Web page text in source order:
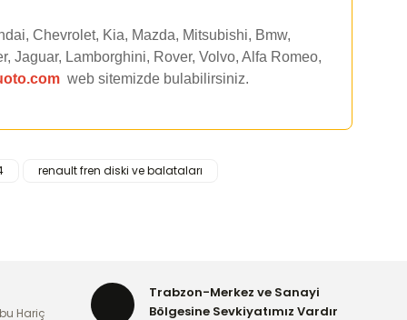
Chevrolet, Kia, Mazda, Mitsubishi, Bmw,
Jaguar, Lamborghini, Rover, Volvo, Alfa Romeo,
web sitemizde bulabilirsiniz.
renault fren diski ve balataları
Hariç
Trabzon-Merkez ve Sanayi
Bölgesine Sevkiyatımız Vardır